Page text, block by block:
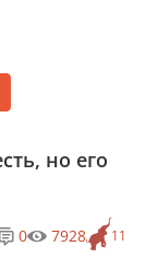
но его
11
0 7928